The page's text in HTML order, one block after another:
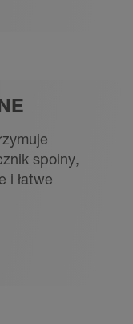
spoiny,
i łatwe